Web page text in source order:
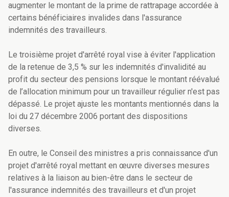
augmenter le montant de la prime de rattrapage accordée à
certains bénéficiaires invalides dans l'assurance
indemnités des travailleurs.
Le troisième projet d'arrêté royal vise à éviter l'application
de la retenue de 3,5 % sur les indemnités d'invalidité au
profit du secteur des pensions lorsque le montant réévalué
de l’allocation minimum pour un travailleur régulier n'est pas
dépassé. Le projet ajuste les montants mentionnés dans la
loi du 27 décembre 2006 portant des dispositions
diverses.
En outre, le Conseil des ministres a pris connaissance d'un
projet d'arrêté royal mettant en œuvre diverses mesures
relatives à la liaison au bien-être dans le secteur de
l'assurance indemnités des travailleurs et d'un projet